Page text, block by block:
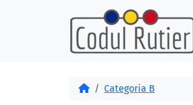
AcasăCategoria B